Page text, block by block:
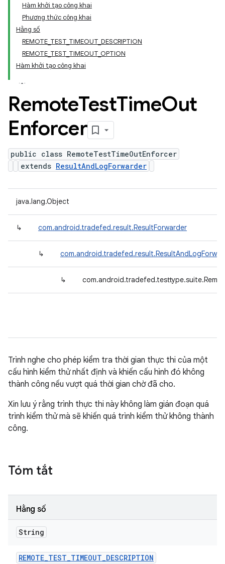
Hàm khởi tạo công khai
Phương thức công khai
Hằng số
REMOTE_TEST_TIMEOUT_DESCRIPTION
REMOTE_TEST_TIMEOUT_OPTION
Hàm khởi tạo công khai
RemoteTestTimeOut
Enforcer
public class RemoteTestTimeOutEnforcer
extends ResultAndLogForwarder
java.lang.Object
↳ com.android.tradefed.result.ResultForwarder
↳
↳
Trình nghe cho phép kiểm tra thời gian thực thi của một
cấu hình kiểm thử nhất định và khiến cấu hình đó không
thành công nếu vượt quá thời gian chờ đã cho.
Xin lưu ý rằng trình thực thi này không làm gián đoạn quá
trình kiểm thử mà sẽ khiến quá trình kiểm thử không thành
công.
Tóm tắt
Hằng số
String
REMOTE_TEST_TIMEOUT_DESCRIPTION